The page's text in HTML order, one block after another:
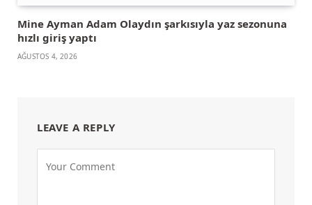
Mine Ayman Adam Olaydın şarkısıyla yaz sezonuna
hızlı giriş yaptı
AĞUSTOS 4, 2026
LEAVE A REPLY